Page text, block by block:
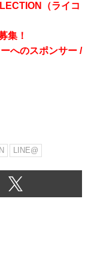
（ライコ
集！
へのスポンサー /
LINE@